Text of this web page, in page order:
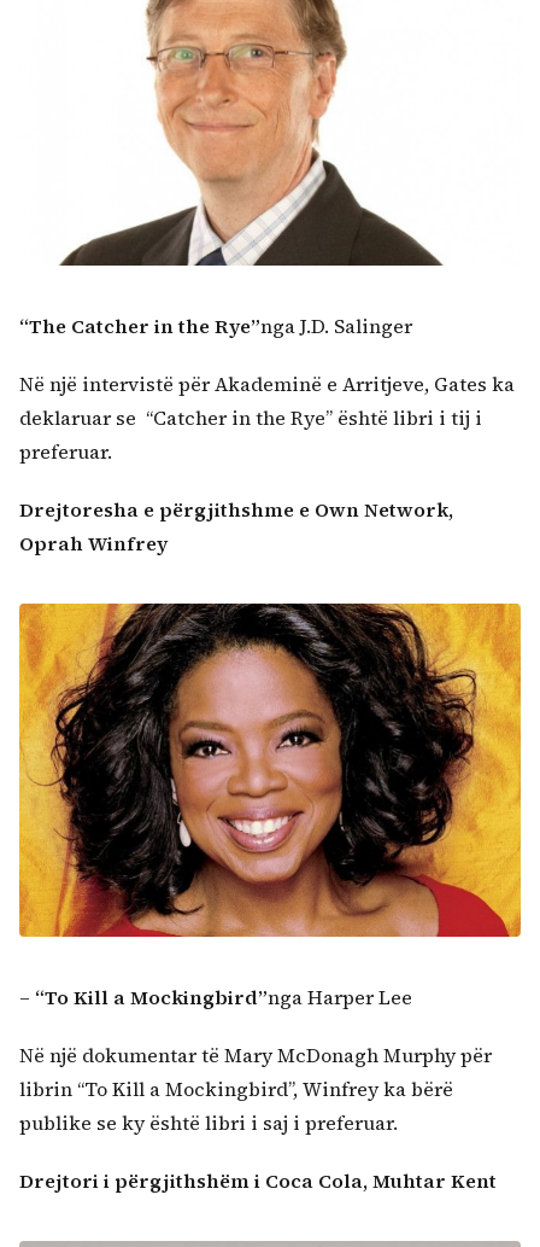
“The Catcher in the Rye”nga J.D. Salinger
Në një intervistë për Akademinë e Arritjeve, Gates ka
deklaruar se “Catcher in the Rye” është libri i tij i
preferuar.
Drejtoresha e përgjithshme e Own Network,
Oprah Winfrey
– “To Kill a Mockingbird”nga Harper Lee
Në një dokumentar të Mary McDonagh Murphy për
librin “To Kill a Mockingbird”, Winfrey ka bërë
publike se ky është libri i saj i preferuar.
Drejtori i përgjithshëm i Coca Cola, Muhtar Kent